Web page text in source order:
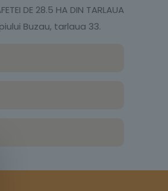
DE 28.5 HA DIN TARLAUA
Buzau, tarlaua 33.